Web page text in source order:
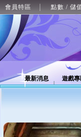
會員特區 點數 / 儲
最新消息 遊戲